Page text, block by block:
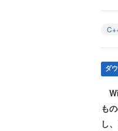
ダ
も
し